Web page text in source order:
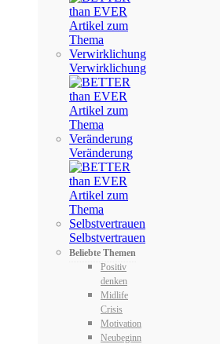
Verwirklichung
Veränderung
Selbstvertrauen
Beliebte Themen
Positiv
denken
Midlife
Crisis
Motivation
Neubeginn